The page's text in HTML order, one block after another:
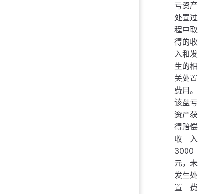
亏资产
处置过
程中取
得的收
入和发
生的相
关处置
费用。
该盘亏
资产获
得赔偿
收入
3000
元，未
发生处
置费